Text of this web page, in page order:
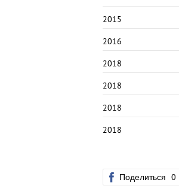
2015
2016
2018
2018
2018
2018
Поделиться 0